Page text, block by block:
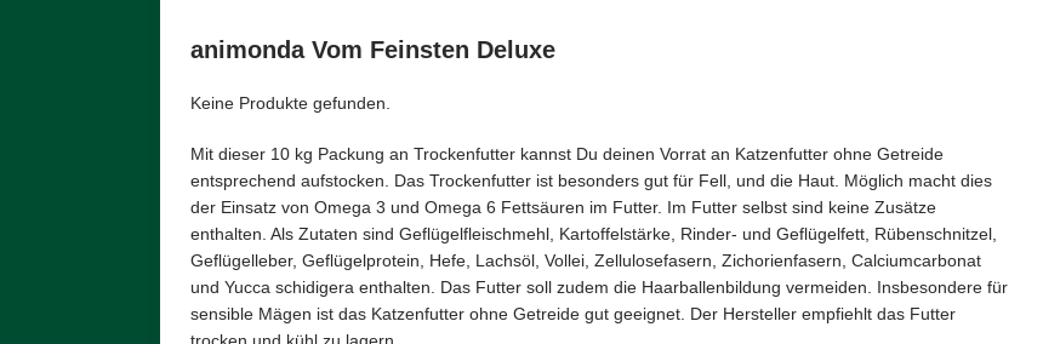
animonda Vom Feinsten Deluxe
Keine Produkte gefunden.
Mit dieser 10 kg Packung an Trockenfutter kannst Du deinen Vorrat an Katzenfutter ohne Getreide
entsprechend aufstocken. Das Trockenfutter ist besonders gut für Fell, und die Haut. Möglich macht dies
der Einsatz von Omega 3 und Omega 6 Fettsäuren im Futter. Im Futter selbst sind keine Zusätze
enthalten. Als Zutaten sind Geflügelfleischmehl, Kartoffelstärke, Rinder- und Geflügelfett, Rübenschnitzel,
Geflügelleber, Geflügelprotein, Hefe, Lachsöl, Vollei, Zellulosefasern, Zichorienfasern, Calciumcarbonat
und Yucca schidigera enthalten. Das Futter soll zudem die Haarballenbildung vermeiden. Insbesondere für
sensible Mägen ist das Katzenfutter ohne Getreide gut geeignet. Der Hersteller empfiehlt das Futter